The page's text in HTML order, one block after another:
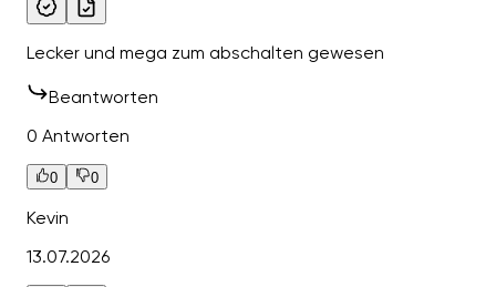
Lecker und mega zum abschalten gewesen
Beantworten
0 Antworten
0 0
Kevin
13.07.2026